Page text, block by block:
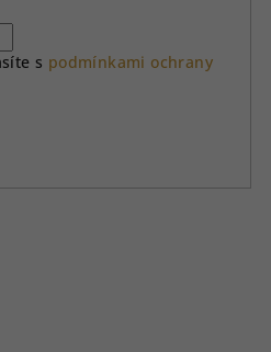
s podmínkami ochrany